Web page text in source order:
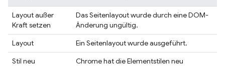
Layout außer
Kraft setzen
Das Seitenlayout wurde durch eine DOM-
Änderung ungültig.
Layout
Ein Seitenlayout wurde ausgeführt.
Stil neu
Chrome hat die Elementstilen neu